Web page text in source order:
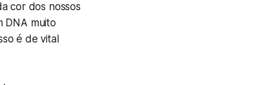
cor dos nossos
DNA muito
é de vital